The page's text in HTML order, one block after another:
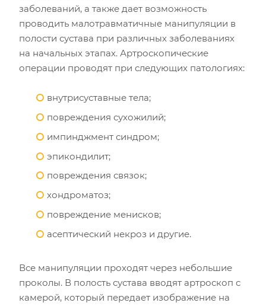
заболеваний, а также дает возможность
проводить малотравматичные манипуляции в
полости сустава при различных заболеваниях
на начальных этапах. Артроскопические
операции проводят при следующих патологиях:
внутрисуставные тела;
повреждения сухожилий;
импинджмент синдром;
эпикондилит;
повреждения связок;
хондроматоз;
повреждение менисков;
асептический некроз и другие.
Все манипуляции проходят через небольшие
проколы. В полость сустава вводят артроскоп с
камерой, который передает изображение на